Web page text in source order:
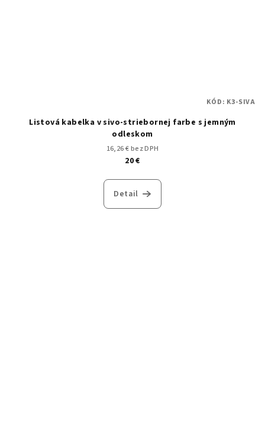
Listová kabelka v sivo-striebornej farbe s jemným
odleskom
16,26 € bez DPH
20 €
Detail
KÓD: K3-SIVA